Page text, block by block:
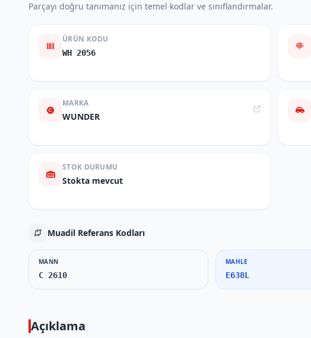
Parçayı doğru tanımanız için temel kodlar ve sınıflandırmalar.
ÜRÜN KODU
WH 2056
MARKA
WUNDER
STOK DURUMU
Stokta mevcut
Muadil Referans Kodları
MANN
C 2610
MAHLE
E638L
Açıklama